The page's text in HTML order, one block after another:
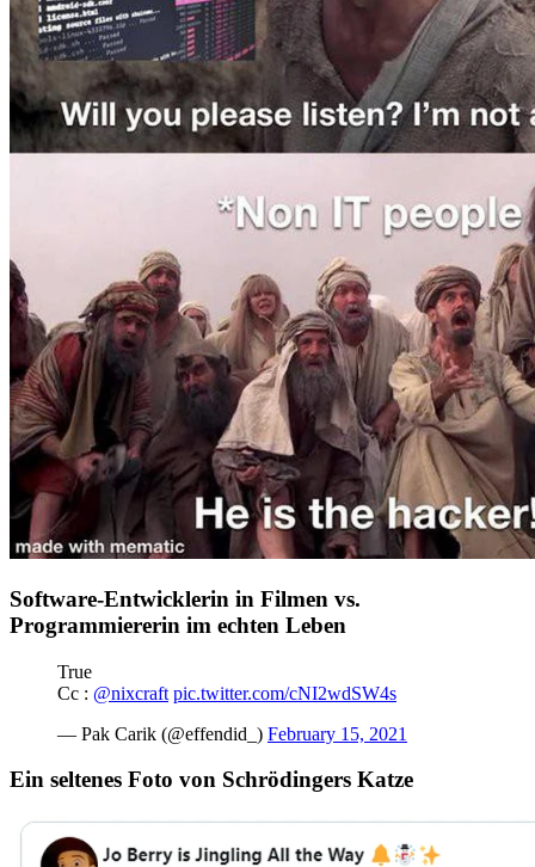
Software-Entwicklerin in Filmen vs.
Programmiererin im echten Leben
True
Cc : @nixcraft pic.twitter.com/cNI2wdSW4s
— Pak Carik (@effendid_) February 15, 2021
Ein seltenes Foto von Schrödingers Katze